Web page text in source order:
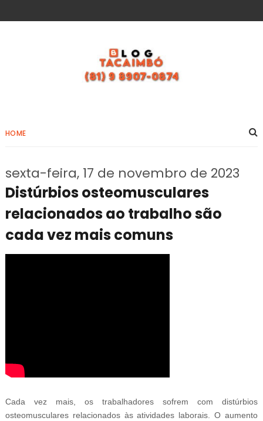
HOME
sexta-feira, 17 de novembro de 2023
Distúrbios osteomusculares
relacionados ao trabalho são
cada vez mais comuns
Cada vez mais, os trabalhadores sofrem com distúrbios
osteomusculares relacionados às atividades laborais. O aumento